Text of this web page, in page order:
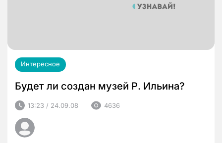
Интересное
Будет ли создан музей Р. Ильина?
13:23 / 24.09.08 4636